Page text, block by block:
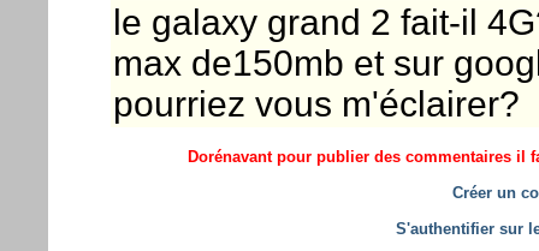
le galaxy grand 2 fait-il
max de150mb et sur
pourriez vous m'éclairer?
Dorénavant pour publier des commentaires il
Créer un
S'authentifier sur